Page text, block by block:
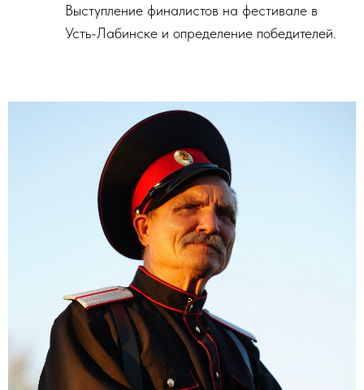
Выступление финалистов на фестивале в
Усть-Лабинске и определение победителей.